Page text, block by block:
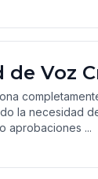
de Voz
la necesidad
aprobaciones ...